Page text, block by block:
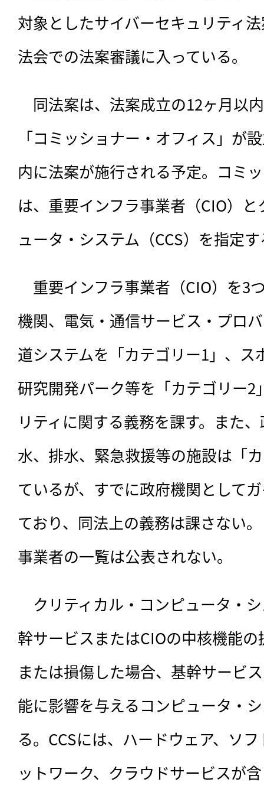
対象としたサイバーセキュリティ
法会での法案審議に入っている。
同法案は、 法案成立の12ヶ月以
「コミッショナー・オフィス」が
内に法案が施行される予定。コミ
は、重要インフラ事業者（CIO）
ュータ・システム（CCS）を指定
重要インフラ事業者（CIO）を3
機関、電気・通信サービス・プロ
道システムを「カテゴリー1」、ス
研究開発パーク等を「カテゴリー2
リティに関する義務を課す。また
水、排水、緊急救援等の施設は「
ているが、すでに政府機関として
ており、同法上の義務は課さない
事業者の一覧は公表されない。
クリティカル・コンピュータ・
幹サービスまたはCIOの中核機能
または損傷した場合、基幹サービ
能に影響を与えるコンピュータ・
る。CCSには、ハードウェア、ソ
ットワーク、クラウドサービスが